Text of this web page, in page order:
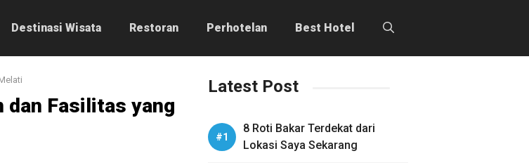
Destinasi Wisata Restoran Perhotelan Best Hotel
Fasilitas yang
Latest Post
8 Roti Bakar Terdekat dari
Lokasi Saya Sekarang